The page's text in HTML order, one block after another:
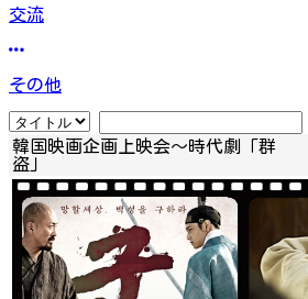
交流
その他
韓国映画企画上映会～時代劇「群
盗」